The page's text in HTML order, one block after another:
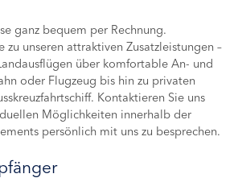
ganz bequem per Rechnung.
zu unseren attraktiven Zusatzleistungen –
über komfortable An- und
oder Flugzeug bis hin zu privaten
Kontaktieren Sie uns
Möglichkeiten innerhalb der
persönlich mit uns zu besprechen.